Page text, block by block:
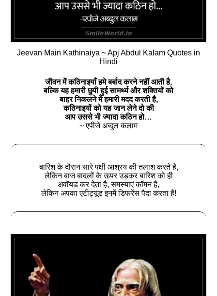
Jeevan Main Kathinaiya ~ Apj Abdul Kalam Quotes in
Hindi
जीवन में कठिनाइयाँ हमे बर्बाद करने नहीं आती है,
बल्कि यह हमारी छुपी हुई सामर्थ्य और शक्तियों को
बाहर निकलने में हमारी मदद करती है,
कठिनाइयों को यह जान लेने दो की
आप उससे भी ज्यादा कठिन हो…
~ एपीजे अब्दुल कलाम
बारिश के दौरान सारे पक्षी आश्रय की तलाश करते है,
लेकिन बाज बादलों के ऊपर उड़कर बारिश को ही
अवॉयड कर देता है, समस्‍याएं कॉमन है,
लेकिन अपका एटीट्यूड इनमें डिफरेंस पैदा करता है!